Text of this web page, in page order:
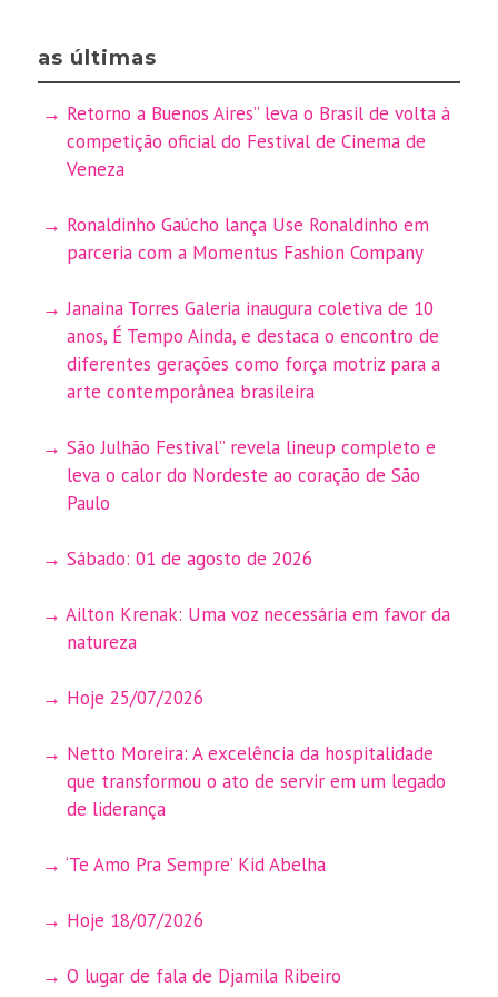
as últimas
Retorno a Buenos Aires” leva o Brasil de volta à
competição oficial do Festival de Cinema de
Veneza
Ronaldinho Gaúcho lança Use Ronaldinho em
parceria com a Momentus Fashion Company
Janaina Torres Galeria inaugura coletiva de 10
anos, É Tempo Ainda, e destaca o encontro de
diferentes gerações como força motriz para a
arte contemporânea brasileira
São Julhão Festival” revela lineup completo e
leva o calor do Nordeste ao coração de São
Paulo
Sábado: 01 de agosto de 2026
Ailton Krenak: Uma voz necessária em favor da
natureza
Hoje 25/07/2026
Netto Moreira: A excelência da hospitalidade
que transformou o ato de servir em um legado
de liderança
‘Te Amo Pra Sempre’ Kid Abelha
Hoje 18/07/2026
O lugar de fala de Djamila Ribeiro